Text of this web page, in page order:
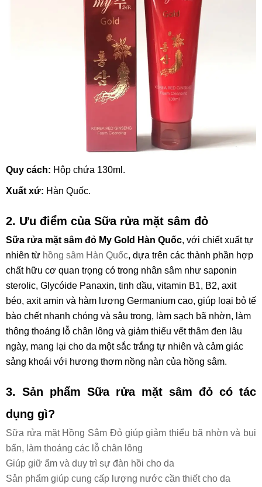
Quy cách: Hộp chứa 130ml.
Xuất xứ: Hàn Quốc.
2. Ưu điểm của Sữa rửa mặt sâm đỏ
Sữa rửa mặt sâm đỏ My Gold Hàn Quốc, với chiết xuất tự
nhiên từ hồng sâm Hàn Quốc, dựa trên các thành phần hợp
chất hữu cơ quan trọng có trong nhân sâm như saponin
sterolic, Glycóide Panaxin, tinh dầu, vitamin B1, B2, axit
béo, axit amin và hàm lượng Germanium cao, giúp loại bỏ tế
bào chết nhanh chóng và sâu trong, làm sạch bã nhờn, làm
thông thoáng lỗ chân lông và giảm thiểu vết thâm đen lâu
ngày, mang lại cho da một sắc trắng tự nhiên và cảm giác
sảng khoái với hương thơm nồng nàn của hồng sâm.
3. Sản phẩm Sữa rửa mặt sâm đỏ có tác
dụng gì?
Sữa rửa mặt Hồng Sâm Đỏ giúp giảm thiểu bã nhờn và bụi
bẩn, làm thoáng các lỗ chân lông
Giúp giữ ẩm và duy trì sự đàn hồi cho da
Sản phẩm giúp cung cấp lượng nước cần thiết cho da